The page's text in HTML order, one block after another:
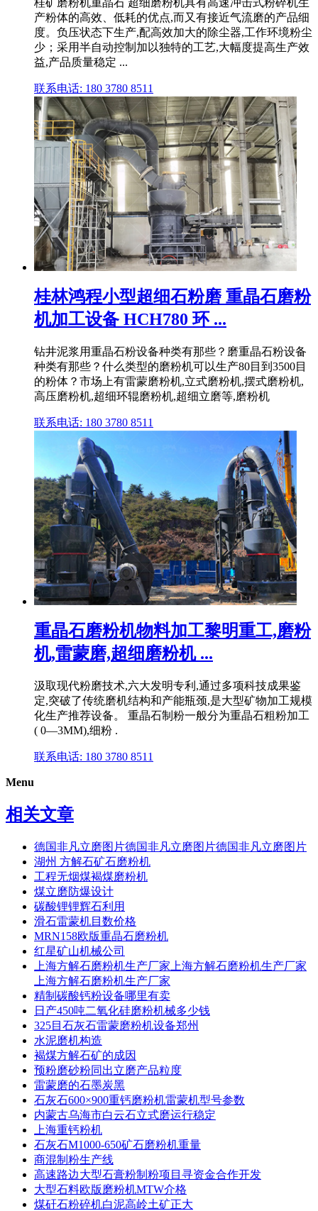
桂矿磨粉机重晶石 超细磨粉机具有高速冲击式粉碎机生
产粉体的高效、低耗的优点,而又有接近气流磨的产品细
度。负压状态下生产,配高效加大的除尘器,工作环境粉尘
少；采用半自动控制加以独特的工艺,大幅度提高生产效
益,产品质量稳定 ...
联系电话: 180 3780 8511
桂林鸿程小型超细石粉磨 重晶石磨粉
机加工设备 HCH780 环 ...
钻井泥浆用重晶石粉设备种类有那些？磨重晶石粉设备
种类有那些？什么类型的磨粉机可以生产80目到3500目
的粉体？市场上有雷蒙磨粉机,立式磨粉机,摆式磨粉机,
高压磨粉机,超细环辊磨粉机,超细立磨等,磨粉机
联系电话: 180 3780 8511
重晶石磨粉机物料加工黎明重工,磨粉
机,雷蒙磨,超细磨粉机 ...
汲取现代粉磨技术,六大发明专利,通过多项科技成果鉴
定,突破了传统磨机结构和产能瓶颈,是大型矿物加工规模
化生产推荐设备。 重晶石制粉一般分为重晶石粗粉加工
( 0—3MM),细粉 .
联系电话: 180 3780 8511
Menu
相关文章
德国非凡立磨图片德国非凡立磨图片德国非凡立磨图片
湖州 方解石矿石磨粉机
工程无烟煤褐煤磨粉机
煤立磨防爆设计
碳酸锂锂辉石利用
滑石雷蒙机目数价格
MRN158欧版重晶石磨粉机
红星矿山机械公司
上海方解石磨粉机生产厂家上海方解石磨粉机生产厂家
上海方解石磨粉机生产厂家
精制碳酸钙粉设备哪里有卖
日产450吨二氧化硅磨粉机械多少钱
325目石灰石雷蒙磨粉机设备郑州
水泥磨机构造
褐煤方解石矿的成因
预粉磨砂粉同出立磨产品粒度
雷蒙磨的石墨炭黑
石灰石600×900重钙磨粉机雷蒙机型号参数
内蒙古乌海市白云石立式磨运行稳定
上海重钙粉机
石灰石M1000-650矿石磨粉机重量
商混制粉生产线
高速路边大型石膏粉制粉项目寻资金合作开发
大型石料欧版磨粉机MTW介格
煤矸石粉碎机白泥高岭土矿正大